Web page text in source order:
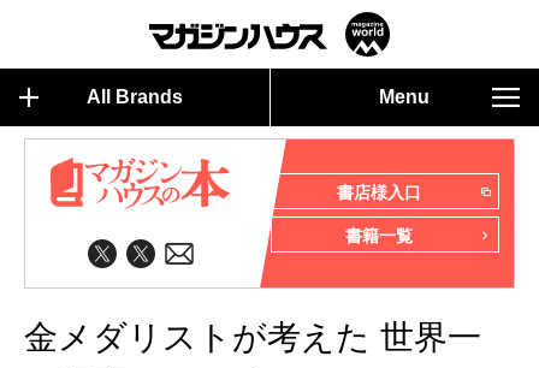
All Brands Menu
書店様入口
書籍一覧
金メダリストが考えた 世界一